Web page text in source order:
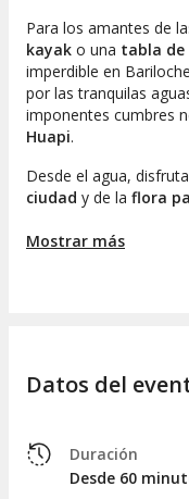
Para los amantes de
kayak o una tabla
imperdible en
por las tranquilas
imponentes cumbres
Huapi.
Desde el agua,
ciudad y de la flora
aportan una calma
A medida que remáis,
anfiteatro natural. En
Goye y Bella Vista.
Mostrar más
Datos del
Duración
Desde 60